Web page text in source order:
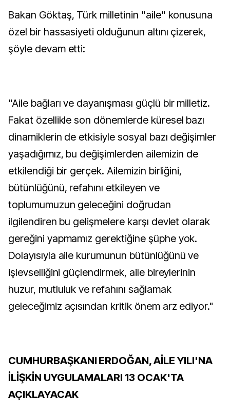
Bakan Göktaş, Türk milletinin "aile" konusuna
özel bir hassasiyeti olduğunun altını çizerek,
şöyle devam etti:
"Aile bağları ve dayanışması güçlü bir milletiz.
Fakat özellikle son dönemlerde küresel bazı
dinamiklerin de etkisiyle sosyal bazı değişimler
yaşadığımız, bu değişimlerden ailemizin de
etkilendiği bir gerçek. Ailemizin birliğini,
bütünlüğünü, refahını etkileyen ve
toplumumuzun geleceğini doğrudan
ilgilendiren bu gelişmelere karşı devlet olarak
gereğini yapmamız gerektiğine şüphe yok.
Dolayısıyla aile kurumunun bütünlüğünü ve
işlevselliğini güçlendirmek, aile bireylerinin
huzur, mutluluk ve refahını sağlamak
geleceğimiz açısından kritik önem arz ediyor."
CUMHURBAŞKANI ERDOĞAN, AİLE YILI'NA
İLİŞKİN UYGULAMALARI 13 OCAK'TA
AÇIKLAYACAK